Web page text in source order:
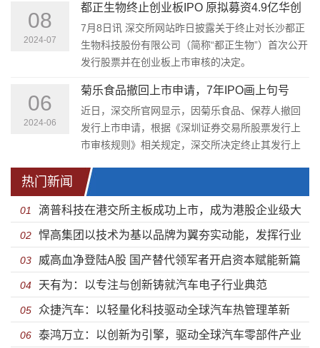
08
2024-07
都正生物终止创业板IPO 原拟募资4.9亿华创
证券保荐
7月8日讯 深交所网站昨日披露关于终止对长沙都正
生物科技股份有限公司（简称“都正生物”）首次公开
发行股票并在创业板上市审核的决定。
06
2024-06
菊乐食品撤回上市申请，7年IPO画上句号
近日，深交所官网显示，因菊乐食品、保荐人撤回
发行上市申请，根据《深圳证券交易所股票发行上
市审核规则》相关规定，深交所决定终止其发行上
热门新闻
01 滴普科技在港交所主板成功上市，成为港股企业级大
模型AI应用领域代表性企业
02 悍高集团以技术为基以品牌为翼夯实动能，发挥行业
“头雁”作用
03 威高血净登陆A股 国产替代领军者开启资本赋能新篇
章
04 ‌天有为：以专注与创新铸就汽车电子行业典范
05 ‌众捷汽车：以轻量化科技驱动全球汽车热管理革新
06 ‌泰鸿万立：以创新为引擎，驱动全球汽车零部件产业